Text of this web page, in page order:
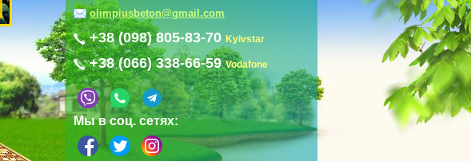
olimpiusbeton@gmail.com
+38 (098) 805-83-70 Kyivstar
+38 (066) 338-66-59 Vodafone
Мы в соц. сетях: